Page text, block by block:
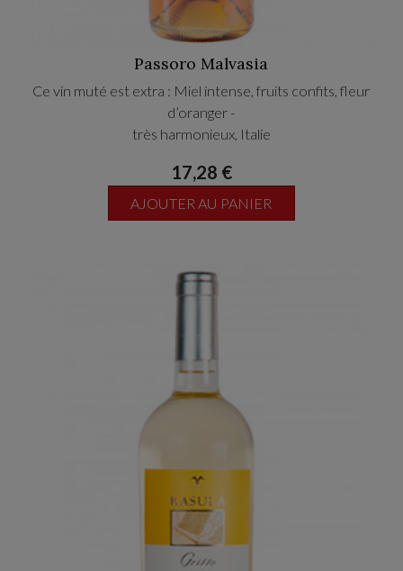
Passoro Malvasia
Ce vin muté est extra : Miel intense, fruits confits, fleur
d’oranger -
très harmonieux, Italie
17,28 €
AJOUTER AU PANIER